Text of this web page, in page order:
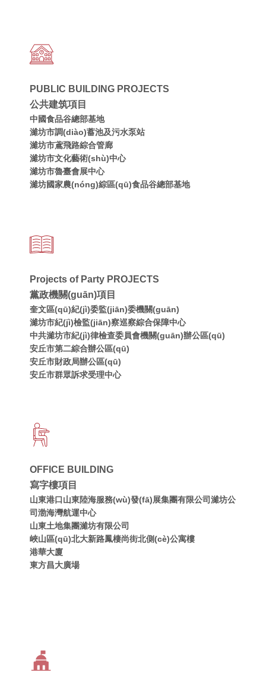
PUBLIC BUILDING PROJECTS
公共建筑項目
中國食品谷總部基地
濰坊市調(diào)蓄池及污水泵站
濰坊市鳶飛路綜合管廊
濰坊市文化藝術(shù)中心
濰坊市魯臺會展中心
濰坊國家農(nóng)綜區(qū)食品谷總部基地
Projects of Party PROJECTS
黨政機關(guān)項目
奎文區(qū)紀(jì)委監(jiān)委機關(guān)
濰坊市紀(jì)檢監(jiān)察巡察綜合保障中心
中共濰坊市紀(jì)律檢查委員會機關(guān)辦公區(qū)
安丘市第二綜合辦公區(qū)
安丘市財政局辦公區(qū)
安丘市群眾訴求受理中心
OFFICE BUILDING
寫字樓項目
山東港口山東陸海服務(wù)發(fā)展集團有限公司濰坊公
司渤海灣航運中心
山東土地集團濰坊有限公司
峽山區(qū)北大新路鳳棲尚街北側(cè)公寓樓
港華大廈
東方昌大廣場